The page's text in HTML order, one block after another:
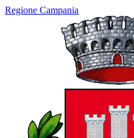
Regione Campania